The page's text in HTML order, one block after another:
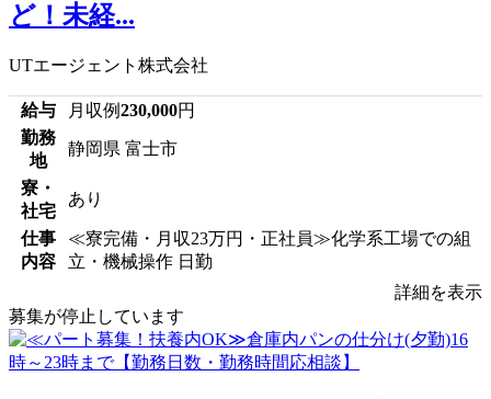
ど！未経...
UTエージェント株式会社
給与 月収例230,000円
勤務
地
静岡県 富士市
寮・
社宅
あり
仕事
内容
≪寮完備・月収23万円・正社員≫化学系工場での組
立・機械操作 日勤
詳細を表示
募集が停止しています